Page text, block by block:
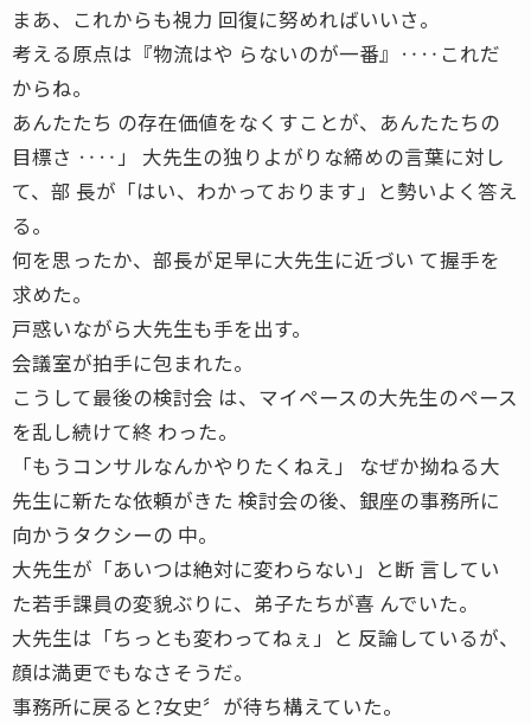
まあ、これからも視力 回復に努めればいいさ。
考える原点は『物流はや らないのが一番』‥‥これだ
からね。
あんたたち の存在価値をなくすことが、あんたたちの
目標さ ‥‥」 大先生の独りよがりな締めの言葉に対し
て、部 長が「はい、わかっております」と勢いよく答え
る。
何を思ったか、部長が足早に大先生に近づい て握手を
求めた。
戸惑いながら大先生も手を出す。
会議室が拍手に包まれた。
こうして最後の検討会 は、マイペースの大先生のペース
を乱し続けて終 わった。
「もうコンサルなんかやりたくねえ」 なぜか拗ねる大
先生に新たな依頼がきた 検討会の後、銀座の事務所に
向かうタクシーの 中。
大先生が「あいつは絶対に変わらない」と断 言してい
た若手課員の変貌ぶりに、弟子たちが喜 んでいた。
大先生は「ちっとも変わってねぇ」と 反論しているが、
顔は満更でもなさそうだ。
事務所に戻ると?女史〞が待ち構えていた。